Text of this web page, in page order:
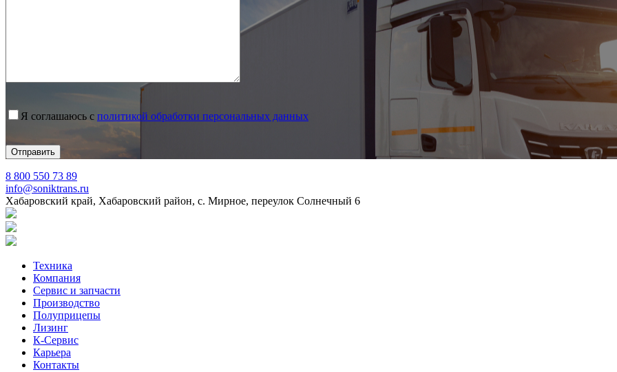
Я соглашаюсь с политикой обработки персональных данных
8 800 550 73 89
info@soniktrans.ru
Хабаровский край, Хабаровский район, с. Мирное, переулок Солнечный 6
Техника
Компания
Сервис и запчасти
Производство
Полуприцепы
Лизинг
К-Сервис
Карьера
Контакты